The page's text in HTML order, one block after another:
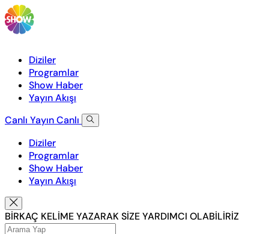
Diziler
Programlar
Show Haber
Yayın Akışı
Canlı YayınCanlı
Diziler
Programlar
Show Haber
Yayın Akışı
BİRKAÇ KELİME YAZARAK SİZE YARDIMCI OLABİLİRİZ